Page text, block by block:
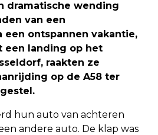
dramatische wending
van een
een ontspannen vakantie,
een landing op het
raakten ze
op de A58 ter
hun auto van achteren
andere auto. De klap was